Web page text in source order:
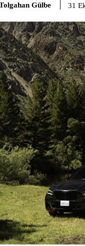
Gülbe 31